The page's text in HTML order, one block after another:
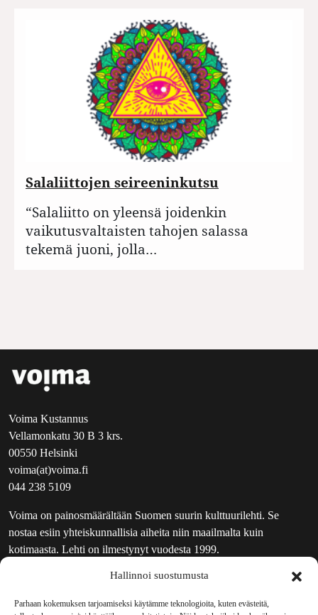
Hallinnoi suostumusta
Parhaan kokemuksen tarjoamiseksi käytämme teknologioita, kuten evästeitä,
Salaliittojen seireeninkutsu
“Salaliitto on yleensä joidenkin
vaikutusvaltaisten tahojen salassa
tekemä juoni, jolla…
Voima Kustannus
Vellamonkatu 30 B 3 krs.
00550 Helsinki
voima(at)voima.fi
044 238 5109
Voima on painosmäärältään Suomen suurin kulttuurilehti. Se
nostaa esiin yhteiskunnallisia aiheita niin maailmalta kuin
kotimaasta. Lehti on ilmestynyt vuodesta 1999.
UUTISKIRJE